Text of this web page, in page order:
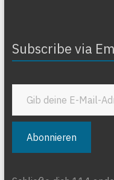
Subscribe via
Gib deine E-Mail-Adresse ein ...
Abonnieren